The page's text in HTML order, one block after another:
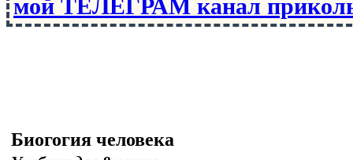
мой ТЕЛЕГРАМ канал
Биогогия человека